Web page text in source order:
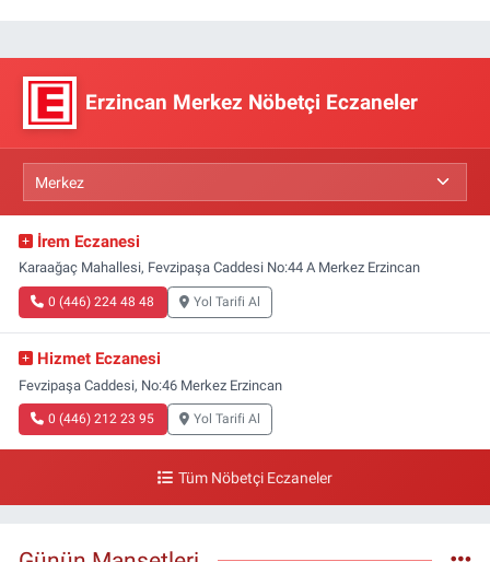
Erzincan Merkez Nöbetçi Eczaneler
İrem Eczanesi
Karaağaç Mahallesi, Fevzipaşa Caddesi No:44 A Merkez Erzincan
0 (446) 224 48 48 Yol Tarifi Al
Hizmet Eczanesi
Fevzipaşa Caddesi, No:46 Merkez Erzincan
0 (446) 212 23 95 Yol Tarifi Al
Tüm Nöbetçi Eczaneler